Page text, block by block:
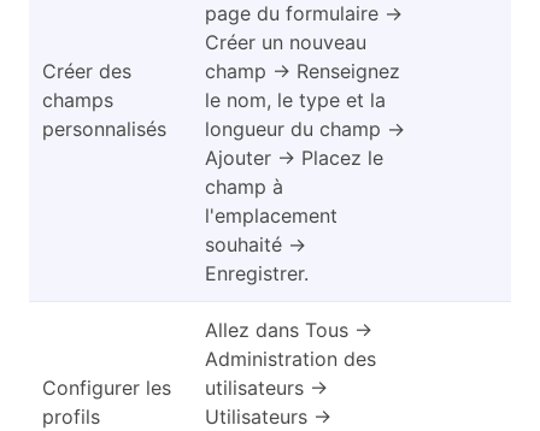
Créer des
champs
personnalisés
page du formulaire →
Créer un nouveau
champ → Renseignez
le nom, le type et la
longueur du champ →
Ajouter → Placez le
champ à
l'emplacement
souhaité →
Enregistrer.
Configurer les
profils
Allez dans Tous →
Administration des
utilisateurs →
Utilisateurs →